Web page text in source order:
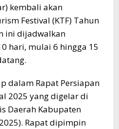
kembali akan
Festival (KTF) Tahun
ini dijadwalkan
hari, mulai 6 hingga 15
dalam Rapat Persiapan
2025 yang digelar di
Daerah Kabupaten
Rapat dipimpin